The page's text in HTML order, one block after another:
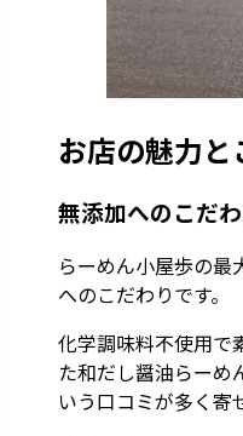
お店の魅力と
無添加へのこだ
らーめん小屋歩の最
へのこだわりです。
化学調味料不使用で
た和だし醤油らーめ
いう口コミが多く寄